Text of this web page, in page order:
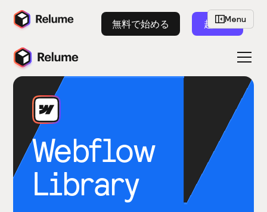
無料で始める 起動
Webflow
Library
Menu